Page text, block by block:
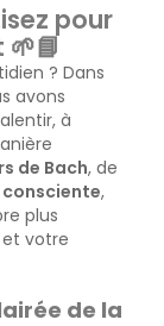
pour
? Dans
avons
à
de Bach, de
,
plus
votre
de la